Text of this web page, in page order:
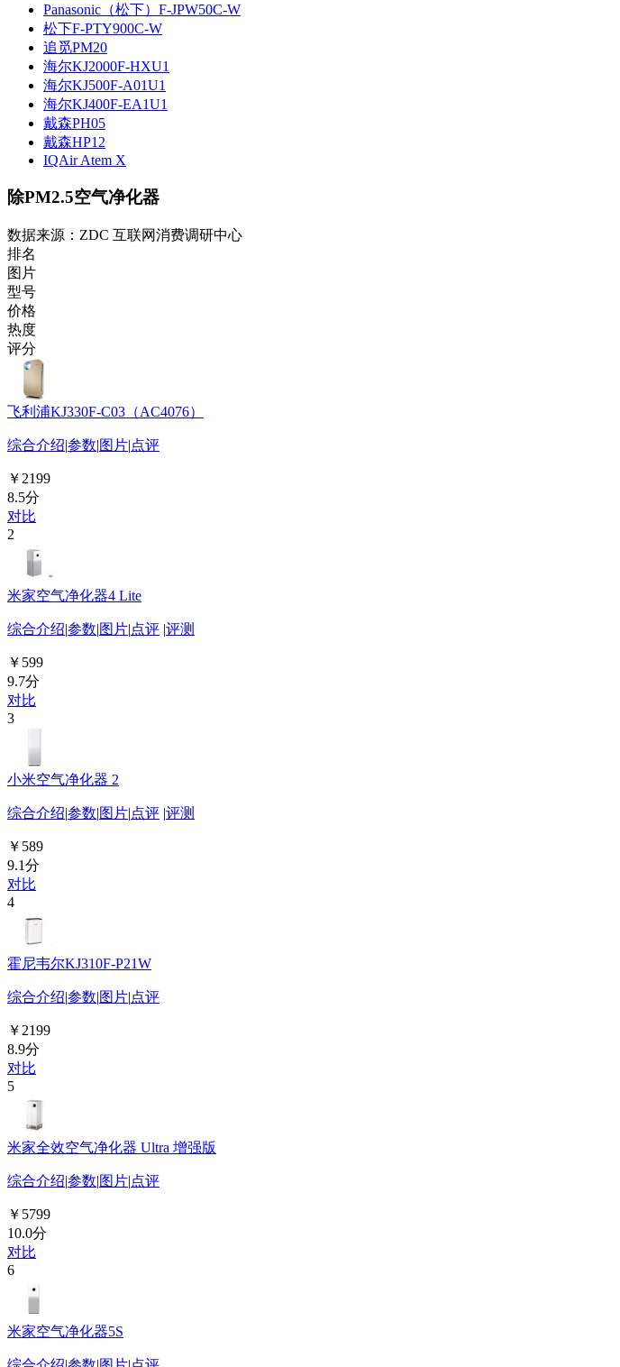
Panasonic（松下）F-JPW50C-W
松下F-PTY900C-W
追觅PM20
海尔KJ2000F-HXU1
海尔KJ500F-A01U1
海尔KJ400F-EA1U1
戴森PH05
戴森HP12
IQAir Atem X
除PM2.5空气净化器
数据来源：ZDC 互联网消费调研中心
排名
图片
型号
价格
热度
评分
飞利浦KJ330F-C03（AC4076）
综合介绍|参数|图片|点评
￥2199
8.5分
对比
2
米家空气净化器4 Lite
综合介绍|参数|图片|点评 |评测
￥599
9.7分
对比
3
小米空气净化器 2
综合介绍|参数|图片|点评 |评测
￥589
9.1分
对比
4
霍尼韦尔KJ310F-P21W
综合介绍|参数|图片|点评
￥2199
8.9分
对比
5
米家全效空气净化器 Ultra 增强版
综合介绍|参数|图片|点评
￥5799
10.0分
对比
6
米家空气净化器5S